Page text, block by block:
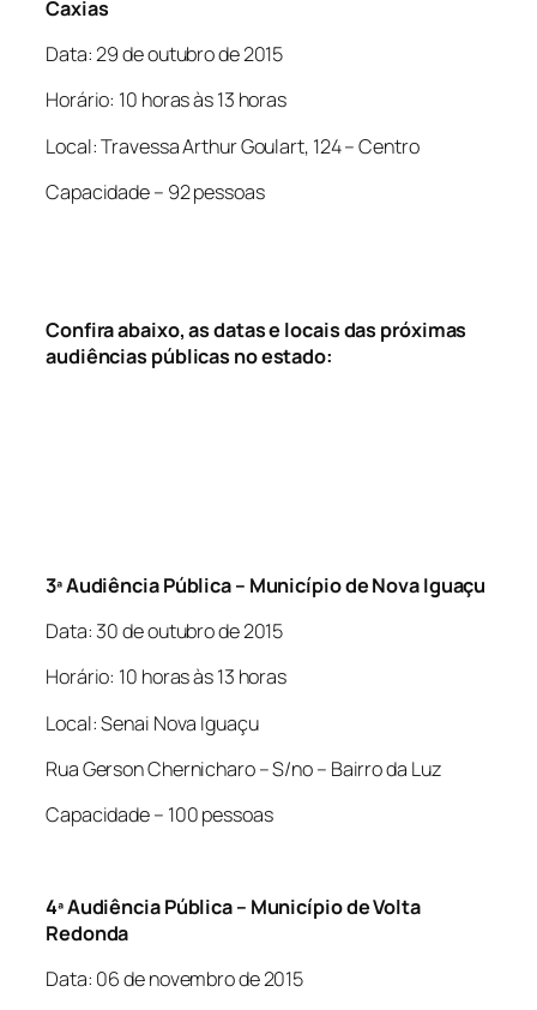
Caxias
Data: 29 de outubro de 2015
Horário: 10 horas às 13 horas
Local: Travessa Arthur Goulart, 124 – Centro
Capacidade – 92 pessoas
Confira abaixo, as datas e locais das próximas
audiências públicas no estado:
3ª Audiência Pública – Município de Nova Iguaçu
Data: 30 de outubro de 2015
Horário: 10 horas às 13 horas
Local: Senai Nova Iguaçu
Rua Gerson Chernicharo – S/no – Bairro da Luz
Capacidade – 100 pessoas
4ª Audiência Pública – Município de Volta
Redonda
Data: 06 de novembro de 2015